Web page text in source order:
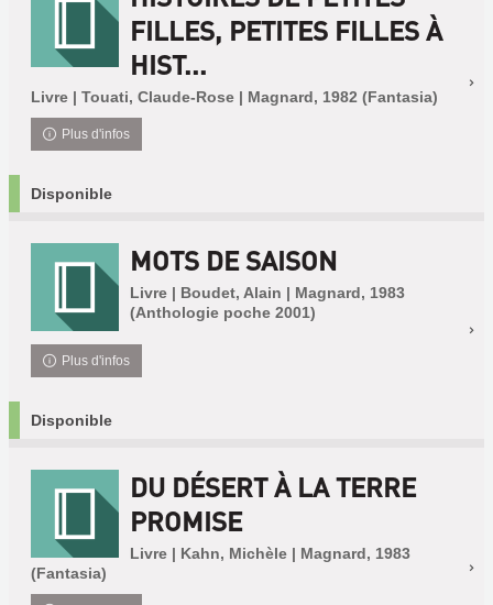
FILLES, PETITES FILLES À
HIST...
Livre | Touati, Claude-Rose | Magnard, 1982 (Fantasia)
Plus d'infos
Disponible
MOTS DE SAISON
Livre | Boudet, Alain | Magnard, 1983
(Anthologie poche 2001)
Plus d'infos
Disponible
DU DÉSERT À LA TERRE
PROMISE
Livre | Kahn, Michèle | Magnard, 1983
(Fantasia)